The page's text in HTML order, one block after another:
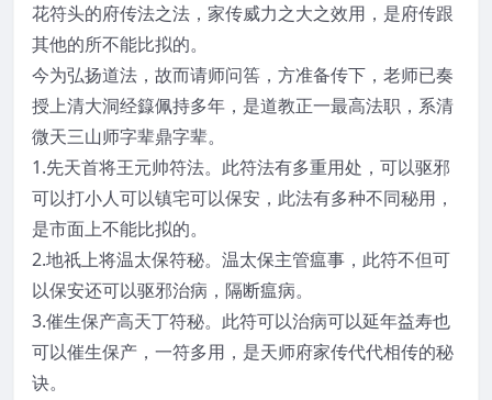
花符头的府传法之法，家传威力之大之效用，是府传跟
其他的所不能比拟的。
今为弘扬道法，故而请师问筶，方准备传下，老师已奏
授上清大洞经籙佩持多年，是道教正一最高法职，系清
微天三山师字辈鼎字辈。
1.先天首将王元帅符法。此符法有多重用处，可以驱邪
可以打小人可以镇宅可以保安，此法有多种不同秘用，
是市面上不能比拟的。
2.地祇上将温太保符秘。温太保主管瘟事，此符不但可
以保安还可以驱邪治病，隔断瘟病。
3.催生保产高天丁符秘。此符可以治病可以延年益寿也
可以催生保产，一符多用，是天师府家传代代相传的秘
诀。